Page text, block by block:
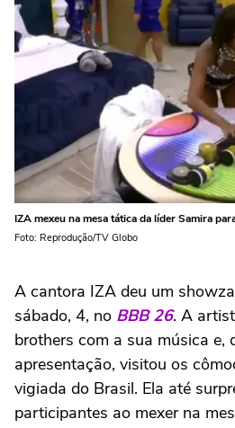
IZA mexeu na mesa tática da líder Samira
Foto: Reprodução/TV Globo
A cantora IZA deu um
sábado, 4, no BBB 26. A
brothers com a sua música e,
apresentação, visitou os
vigiada do Brasil. Ela até
participantes ao mexer na